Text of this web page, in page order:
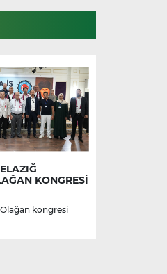
KONGRESİ
Olağan kongresi